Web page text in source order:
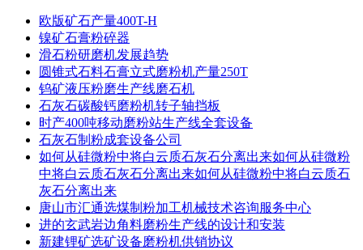
欧版矿石产量400T-H
镍矿石膏粉碎器
滑石粉研磨机发展趋势
圆锥式石料石膏立式磨粉机产量250T
钨矿液压粉磨生产线磨石机
石灰石碳酸钙磨粉机转子轴挡板
时产400吨移动磨粉站生产线全套设备
石灰石制粉成套设备公司
如何从硅微粉中将白云质石灰石分离出来如何从硅微粉
中将白云质石灰石分离出来如何从硅微粉中将白云质石
灰石分离出来
唐山市汇通选煤制粉加工机械技术咨询服务中心
进的玄武岩边角料磨粉生产线的设计和安装
新建锂矿选矿设备磨粉机供销协议